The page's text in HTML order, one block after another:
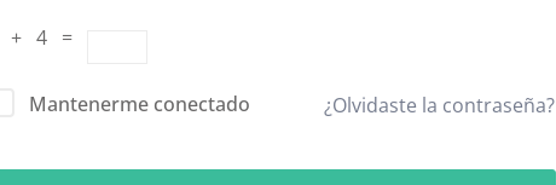
+ 4 =
Mantenerme conectado ¿Olvidaste la contraseña?